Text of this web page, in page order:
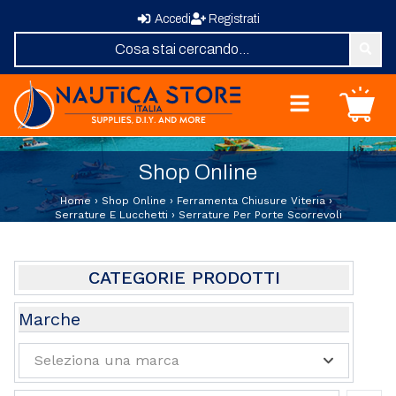
Accedi Registrati
Nautica Store Italia
Home
Shop Online
Revisione Zattere
Domande Frequenti
Contatti
Carrello
Shop Online
Home › Shop Online › Ferramenta Chiusure Viteria ›
Serrature E Lucchetti › Serrature Per Porte Scorrevoli
CATEGORIE PRODOTTI
Abbigliamento e Sport
Attrezzature e Allestimenti Coperta
Barche Usate
Marche
Seleziona una marca